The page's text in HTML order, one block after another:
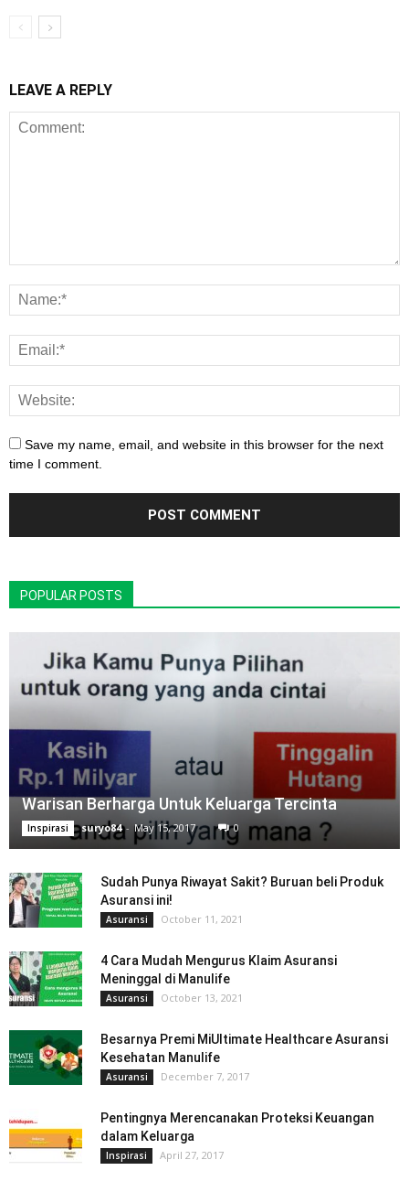
LEAVE A REPLY
Save my name, email, and website in this browser for the next
time I comment.
POPULAR POSTS
Warisan Berharga Untuk Keluarga Tercinta
Inspirasi suryo84 - May 15, 2017 0
Sudah Punya Riwayat Sakit? Buruan beli Produk
Asuransi ini!
Asuransi October 11, 2021
4 Cara Mudah Mengurus Klaim Asuransi
Meninggal di Manulife
Asuransi October 13, 2021
Besarnya Premi MiUltimate Healthcare Asuransi
Kesehatan Manulife
Asuransi December 7, 2017
Pentingnya Merencanakan Proteksi Keuangan
dalam Keluarga
Inspirasi April 27, 2017